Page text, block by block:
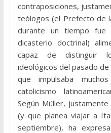
contraposiciones,
teólogos (el Prefecto de
durante un tiempo fue
dicasterio doctrinal)
capaz de distinguir
ideológicos del pasado
que impulsaba
catolicismo
Según Müller,
(y que planea viajar a
septiembre), ha